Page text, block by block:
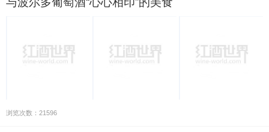
浏览次数：21596